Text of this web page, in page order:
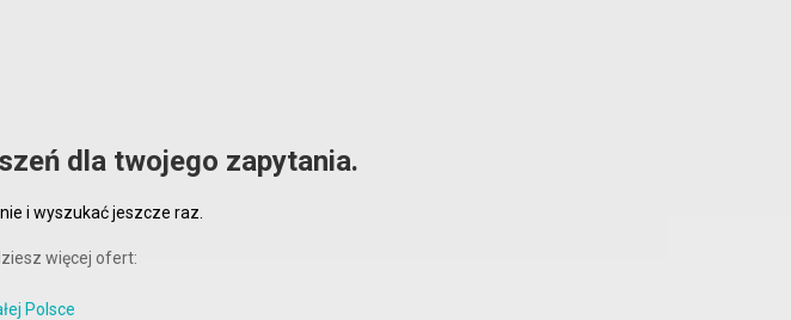
dla twojego zapytania.
i wyszukać jeszcze raz.
więcej ofert:
Polsce